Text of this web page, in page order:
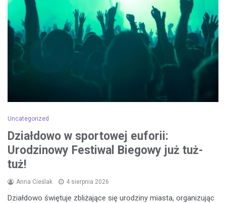
Uncategorized
Działdowo w sportowej euforii:
Urodzinowy Festiwal Biegowy już tuż-
tuż!
Anna Cieślak 4 sierpnia 2026
Działdowo świętuje zbliżające się urodziny miasta, organizując